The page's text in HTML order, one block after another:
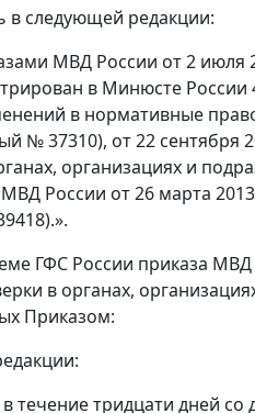
в следующей редакции:
МВД России от 2 июля
в Минюсте России
в нормативные
№ 37310), от 22
организациях и
России от 26 марта
ГФС России приказа
в органах,
Приказом:
течение тридцати дней